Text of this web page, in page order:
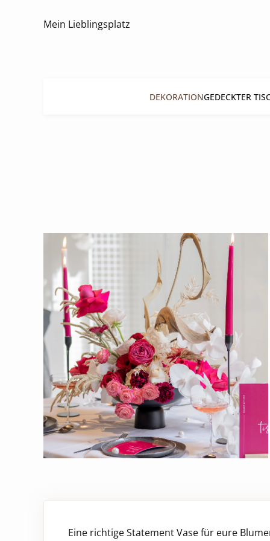
Mein Lieblingsplatz
DEKORATIONGEDECKTER
Eine richtige Statement Vase für eure